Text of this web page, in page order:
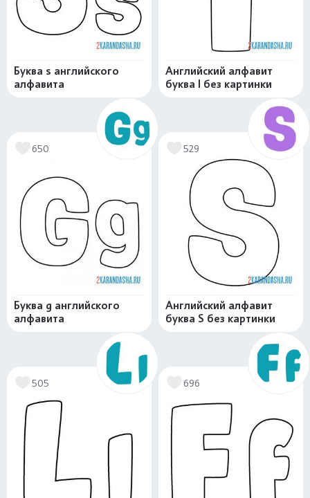
Буква s английского
алфавита
Английский алфавит
буква I без картинки
650
Буква g английского
алфавита
529
Английский алфавит
буква S без картинки
505 696